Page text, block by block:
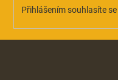
Přihlášením souhlasíte se